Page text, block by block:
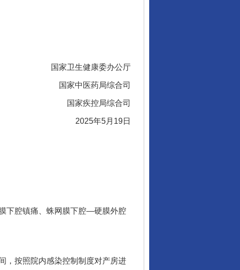
国家卫生健康委办公厅
国家中医药局综合司
国家疾控局综合司
2025年5月19日
下腔镇痛、蛛网膜下腔—硬膜外腔
按照院内感染控制制度对产房进